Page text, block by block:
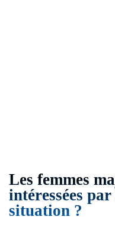
Les femmes
intéressées
situation ?